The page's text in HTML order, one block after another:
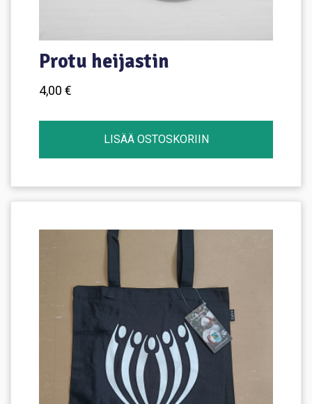
Protu heijastin
4,00 €
LISÄÄ OSTOSKORIIN